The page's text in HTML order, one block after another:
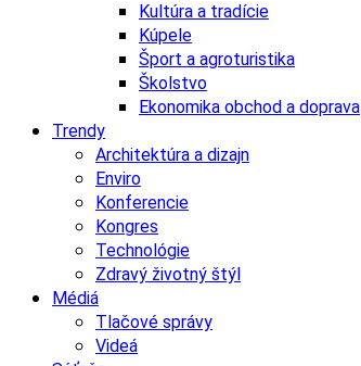
Kultúra a tradície
Kúpele
Šport a agroturistika
Školstvo
Ekonomika obchod a doprava
Trendy
Architektúra a dizajn
Enviro
Konferencie
Kongres
Technológie
Zdravý životný štýl
Médiá
Tlačové správy
Videá